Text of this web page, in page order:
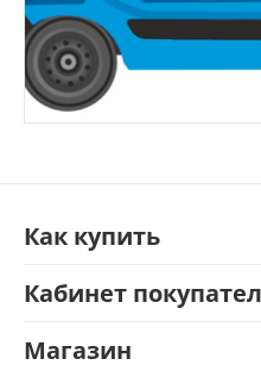
Как купить
Кабинет
Магазин